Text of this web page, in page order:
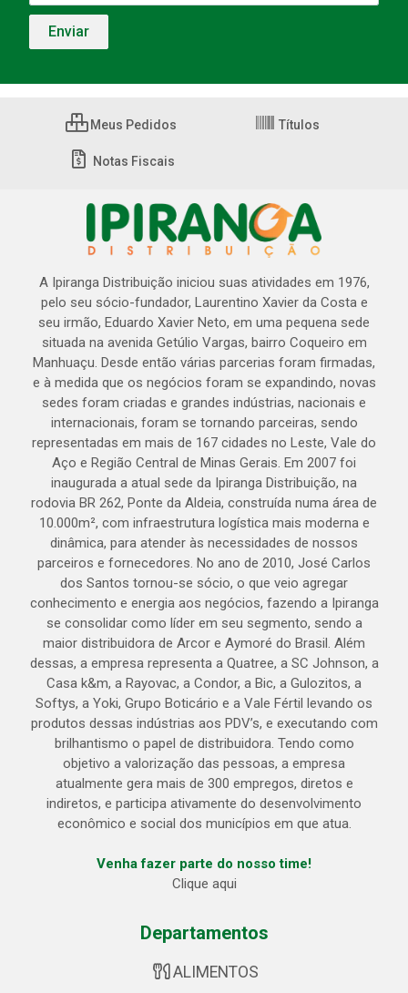
Meus Pedidos Títulos
Notas Fiscais
A Ipiranga Distribuição iniciou suas atividades em 1976,
pelo seu sócio-fundador, Laurentino Xavier da Costa e
seu irmão, Eduardo Xavier Neto, em uma pequena sede
situada na avenida Getúlio Vargas, bairro Coqueiro em
Manhuaçu. Desde então várias parcerias foram firmadas,
e à medida que os negócios foram se expandindo, novas
sedes foram criadas e grandes indústrias, nacionais e
internacionais, foram se tornando parceiras, sendo
representadas em mais de 167 cidades no Leste, Vale do
Aço e Região Central de Minas Gerais. Em 2007 foi
inaugurada a atual sede da Ipiranga Distribuição, na
rodovia BR 262, Ponte da Aldeia, construída numa área de
10.000m², com infraestrutura logística mais moderna e
dinâmica, para atender às necessidades de nossos
parceiros e fornecedores. No ano de 2010, José Carlos
dos Santos tornou-se sócio, o que veio agregar
conhecimento e energia aos negócios, fazendo a Ipiranga
se consolidar como líder em seu segmento, sendo a
maior distribuidora de Arcor e Aymoré do Brasil. Além
dessas, a empresa representa a Quatree, a SC Johnson, a
Casa k&m, a Rayovac, a Condor, a Bic, a Gulozitos, a
Softys, a Yoki, Grupo Boticário e a Vale Fértil levando os
produtos dessas indústrias aos PDV’s, e executando com
brilhantismo o papel de distribuidora. Tendo como
objetivo a valorização das pessoas, a empresa
atualmente gera mais de 300 empregos, diretos e
indiretos, e participa ativamente do desenvolvimento
econômico e social dos municípios em que atua.
Venha fazer parte do nosso time!
Clique aqui
Departamentos
ALIMENTOS